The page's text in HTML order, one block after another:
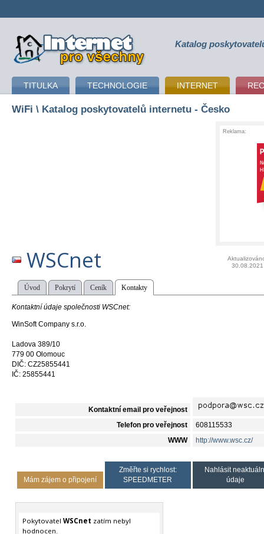
připojení k internetu Katalog
TITULKA TECHNOLOGIE INTERNET
WiFi \ Katalog poskytovatelů internetu - Česko
Reklama:
WSCnet
30.08.2021
Úvod Pokrytí Ceník Kontakty
Kontaktní údaje společnosti WSCnet:
WinSoft Company s.r.o.
Ladova 389/10
779 00 Olomouc
DIČ: CZ25855441
IČ: 25855441
Kontaktní email pro veřejnost
Telefon pro veřejnost 608115533
WWW http://www.wsc.cz/
Mám zájem o připojení
Změřte si rychlost:
SPEEDMETER
Nahlásit
údaje
Pokytovatel WSCnet zatím nebyl
hodnocen.